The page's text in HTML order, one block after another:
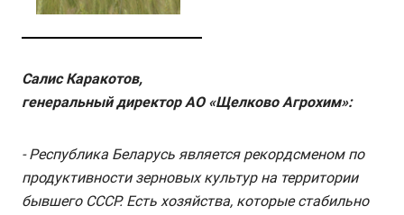
Салис Каракотов,
генеральный директор АО «Щелково Агрохим»:
- Республика Беларусь является рекордсменом по
продуктивности зерновых культур на территории
бывшего СССР. Есть хозяйства, которые стабильно